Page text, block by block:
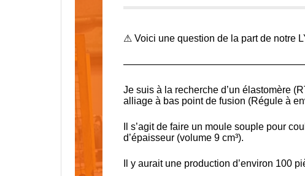
⚠ Voici une question de la part de notre
Je suis à la recherche d’un élastomère
alliage à bas point de fusion (Régule à
Il s’agit de faire un moule souple pour
d’épaisseur (volume 9 cm³).
Il y aurait une production d’environ 100